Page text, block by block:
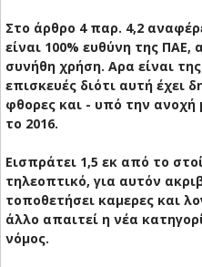
Στο άρθρο 4 παρ. 4,2
είναι 100% ευθύνη της
συνήθη χρήση. Αρα είναι
επισκευές διότι αυτή έχει
φθορες και - υπό την ανοχή
το 2016.
Εισπράτει 1,5 εκ από το
τηλεοπτικό, για αυτόν
τοποθετήσει καμερες και
άλλο απαιτεί η νέα
νόμος.